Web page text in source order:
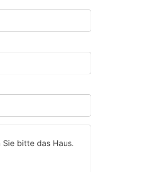
Sie bitte das Haus.